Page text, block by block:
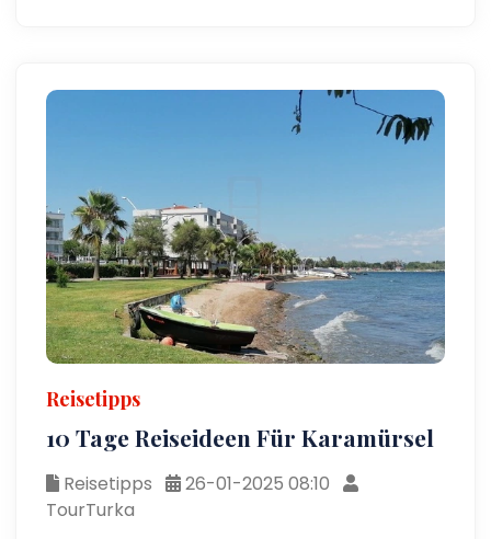
Reisetipps
10 Tage Reiseideen Für Karamürsel
Reisetipps
26-01-2025 08:10
TourTurka